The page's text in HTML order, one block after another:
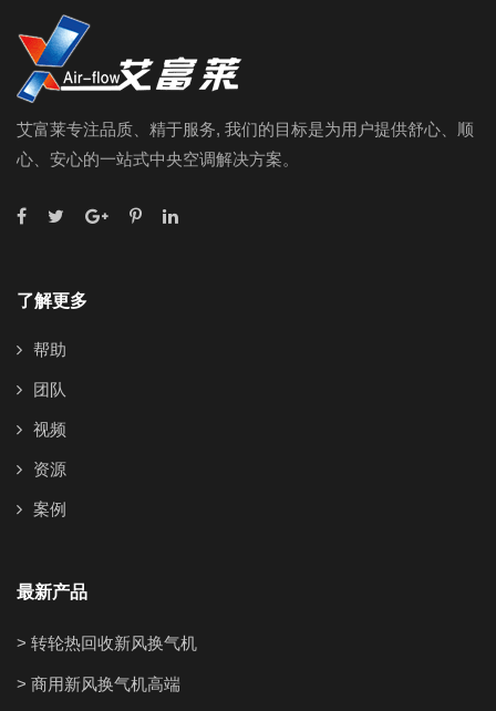
艾富莱专注品质、精于服务, 我们的目标是为用户提供舒心、顺
心、安心的一站式中央空调解决方案。
了解更多
帮助
团队
视频
资源
案例
最新产品
> 转轮热回收新风换气机
> 商用新风换气机高端